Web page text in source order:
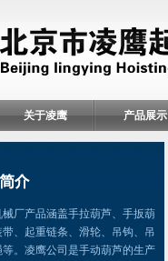
关于凌鹰 产品展示
厂产品涵盖手拉葫芦、手扳葫
、起重链条、滑轮、吊钩、吊
。凌鹰公司是手动葫芦的生产